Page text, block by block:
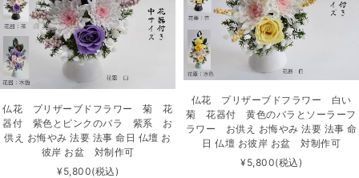
仏花 プリザーブドフラワー 菊 花
器付 紫色とピンクのバラ 紫系 お
供え お悔やみ 法要 法事 命日 仏壇 お
彼岸 お盆 対制作可
¥5,800(税込)
仏花 プリザーブドフラワー 白い
菊 花器付 黄色のバラとソーラーフ
ラワー お供え お悔やみ 法要 法事 命
日 仏壇 お彼岸 お盆 対制作可
¥5,800(税込)